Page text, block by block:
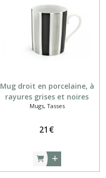
Mug droit en porcelaine, à
rayures grises et noires
Mugs, Tasses
21 €